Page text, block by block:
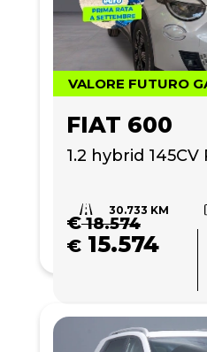
VALORE FUTURO
FIAT 600
1.2 hybrid
30.733 KM
€18.574
€ 15.574